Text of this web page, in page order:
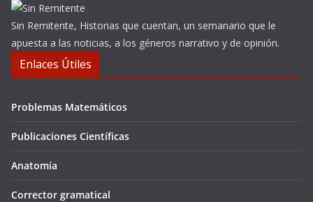
Sin Remitente, Historias que cuentan, un semanario que le
apuesta a las noticias, a los géneros narrativo y de opinión.
Enlaces Útiles
Problemas Matemáticos
Publicaciones Científicas
Anatomía
Corrector gramatical